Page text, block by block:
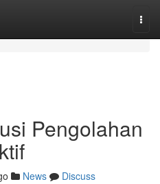
Pengolahan
News
Discuss